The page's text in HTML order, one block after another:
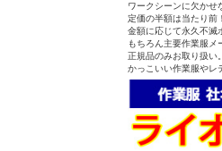
ワークシーンに欠かせ
定価の半額は当たり前
金額に応じて永久不滅
もちろん主要作業服
正規品のみお取り扱い
かっこいい作業服やレ